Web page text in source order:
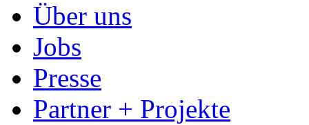
Über uns
Jobs
Presse
Partner + Projekte